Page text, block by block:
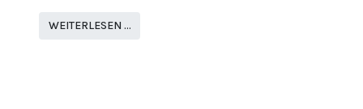
WEITERLESEN …